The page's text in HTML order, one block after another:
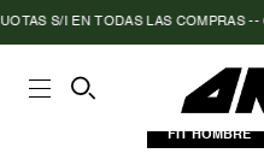
S/I EN TODAS LAS COMPRAS -- 6
FIT HOMBRE